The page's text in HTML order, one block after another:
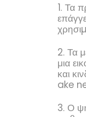
1. Τα
2. Τα
μια
και
ake
3. Ο